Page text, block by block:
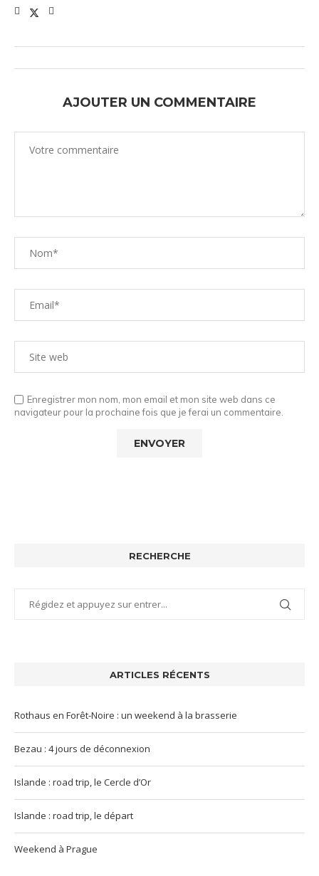
AJOUTER UN COMMENTAIRE
Enregistrer mon nom, mon email et mon site web dans ce
navigateur pour la prochaine fois que je ferai un commentaire.
RECHERCHE
ARTICLES RÉCENTS
Rothaus en Forêt-Noire : un weekend à la brasserie
Bezau : 4 jours de déconnexion
Islande : road trip, le Cercle d’Or
Islande : road trip, le départ
Weekend à Prague